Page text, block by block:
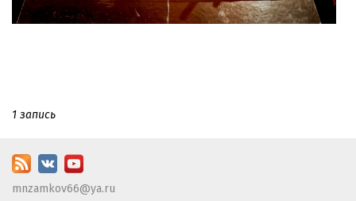
1 запись
mnzamkov66@ya.ru